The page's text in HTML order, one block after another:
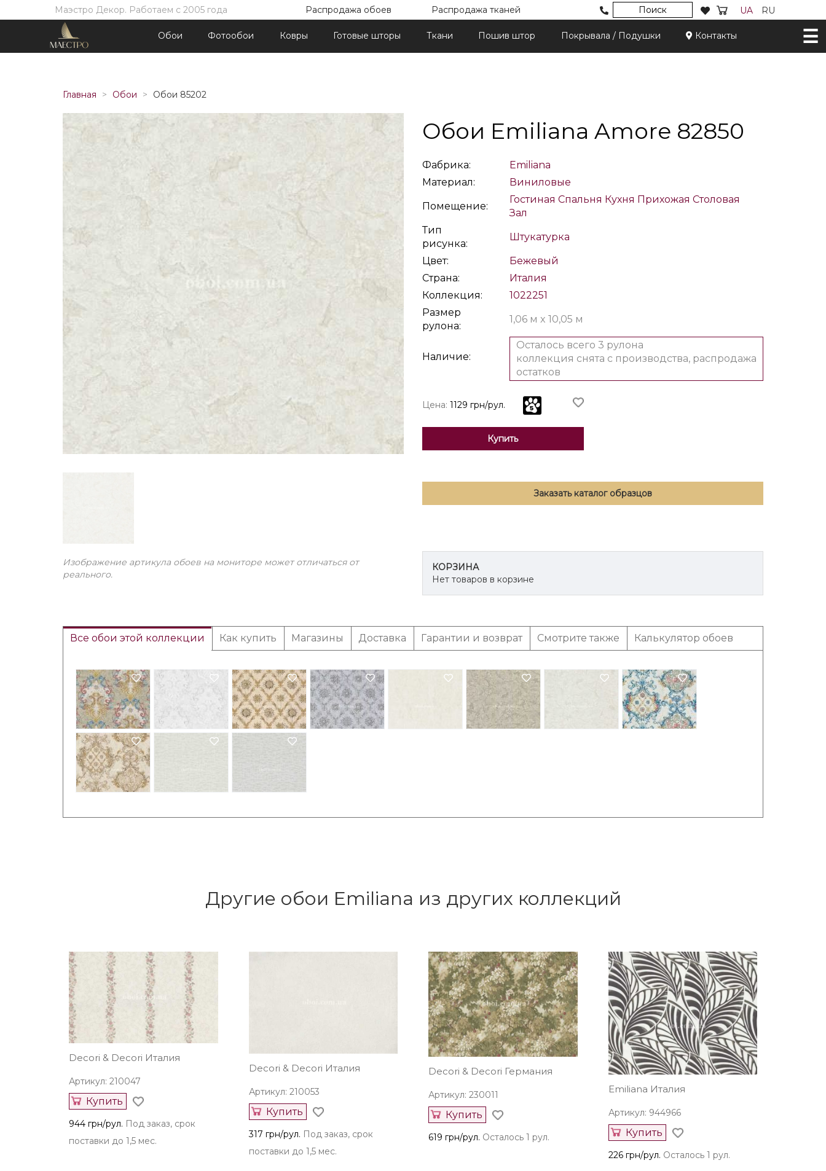
Маэстро Декор. Работаем с 2005 года Распродажа обоев Распродажа тканей Поиск UA RU
Обои Фотообои Ковры Готовые шторы Ткани Пошив штор Покрывала / Подушки Контакты
Главная Обои Обои 85202
Изображение артикула обоев на мониторе может отличаться от
реального.
Обои Emiliana Amore 82850
Фабрика:
Emiliana
Материал:
Виниловые
Помещение:
Гостиная Спальня Кухня Прихожая Столовая
Зал
Тип
рисунка:
Штукатурка
Цвет:
Бежевый
Страна:
Италия
Коллекция:
1022251
Размер
рулона:
1,06 м x 10,05 м
Наличие:
Осталось всего 3 рулона
коллекция снята с производства, распродажа
остатков
Цена: 1129 грн/рул.
Купить
Заказать каталог образцов
КОРЗИНА
Нет товаров в корзине
Все обои этой коллекции Как купить Магазины Доставка Гарантии и возврат Смотрите также Калькулятор обоев
Другие обои Emiliana из других коллекций
Decori & Decori Италия
Артикул: 210047
Купить
944 грн/рул. Под заказ, срок
поставки до 1,5 мес.
Decori & Decori Италия
Артикул: 210053
Купить
317 грн/рул. Под заказ, срок
поставки до 1,5 мес.
Decori & Decori Германия
Артикул: 230011
Купить
619 грн/рул. Осталось 1 рул.
Emiliana Италия
Артикул: 944966
Купить
226 грн/рул. Осталось 1 рул.